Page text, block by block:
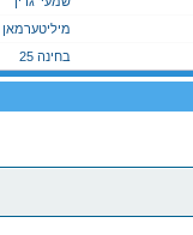
מיליטערמאן
בחינה 25